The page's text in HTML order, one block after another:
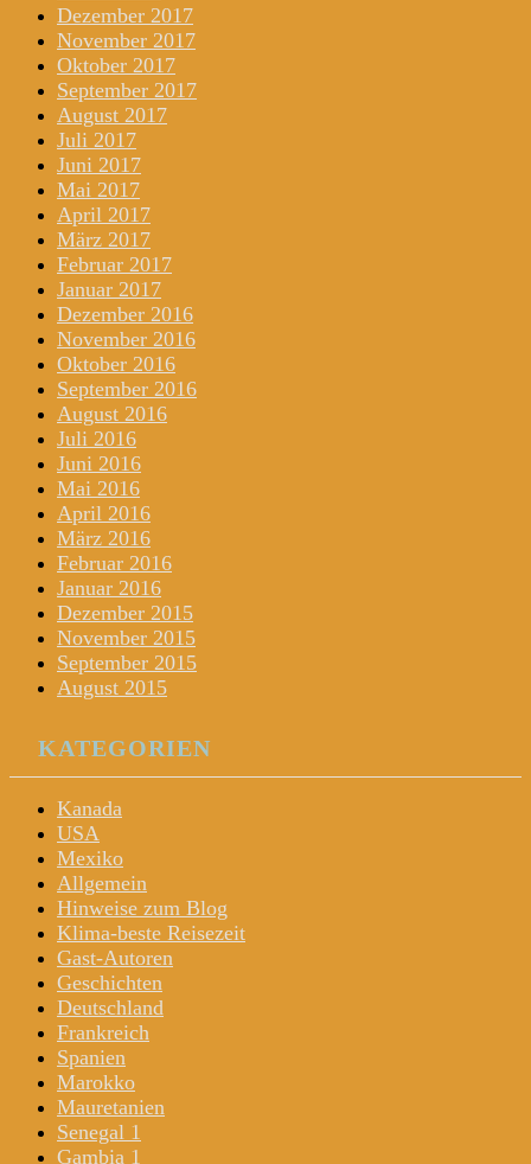
Dezember 2017
November 2017
Oktober 2017
September 2017
August 2017
Juli 2017
Juni 2017
Mai 2017
April 2017
März 2017
Februar 2017
Januar 2017
Dezember 2016
November 2016
Oktober 2016
September 2016
August 2016
Juli 2016
Juni 2016
Mai 2016
April 2016
März 2016
Februar 2016
Januar 2016
Dezember 2015
November 2015
September 2015
August 2015
KATEGORIEN
Kanada
USA
Mexiko
Allgemein
Hinweise zum Blog
Klima-beste Reisezeit
Gast-Autoren
Geschichten
Deutschland
Frankreich
Spanien
Marokko
Mauretanien
Senegal 1
Gambia 1